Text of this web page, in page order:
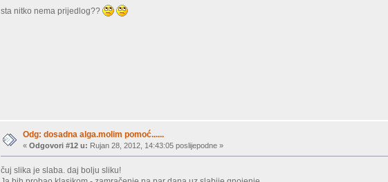
sta nitko nema prijedlog??
Odg: dosadna alga.molim pomoć......
«Odgovori #12 u: Rujan 28, 2012, 14:43:05 poslijepodne »
čuj slika je slaba. daj bolju sliku!